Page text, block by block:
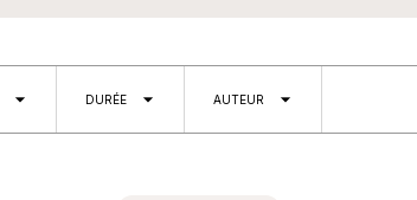
arrow_drop_down DURÉE arrow_drop_down AUTEUR arrow_drop_down